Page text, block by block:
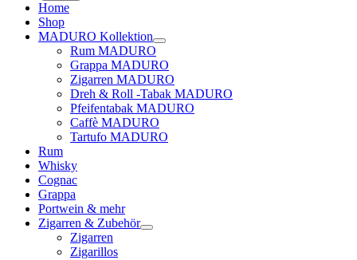
Home
Shop
MADURO Kollektion
Rum MADURO
Grappa MADURO
Zigarren MADURO
Dreh & Roll -Tabak MADURO
Pfeifentabak MADURO
Caffè MADURO
Tartufo MADURO
Rum
Whisky
Cognac
Grappa
Portwein & mehr
Zigarren & Zubehör
Zigarren
Zigarillos